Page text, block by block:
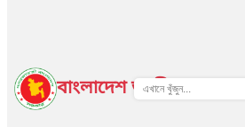
বাংলাদেশ জাতীয় তথ্য